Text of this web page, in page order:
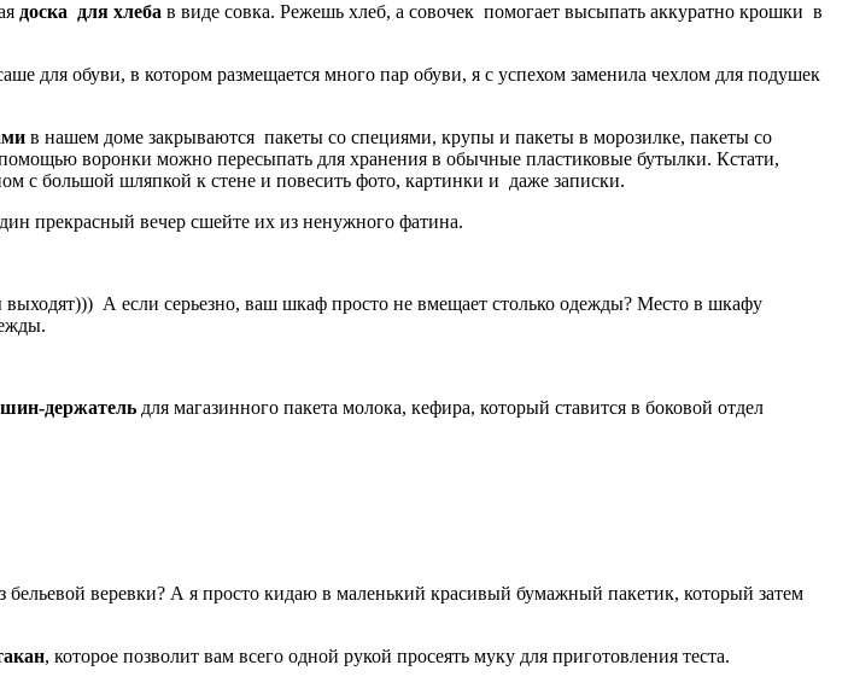
доска для хлеба в виде совка. Режешь хлеб, а совочек помогает высыпать аккуратно крошки в
для обуви, в котором размещается много пар обуви, я с успехом заменила чехлом для подушек
в нашем доме закрываются пакеты со специями, крупы и пакеты в морозилке, пакеты со
воронки можно пересыпать для хранения в обычные пластиковые бутылки. Кстати,
с большой шляпкой к стене и повесить фото, картинки и даже записки.
прекрасный вечер сшейте их из ненужного фатина.
А если серьезно, ваш шкаф просто не вмещает столько одежды? Место в шкафу
держатель для магазинного пакета молока, кефира, который ставится в боковой отдел
бельевой веревки? А я просто кидаю в маленький красивый бумажный пакетик, который затем
, которое позволит вам всего одной рукой просеять муку для приготовления теста.